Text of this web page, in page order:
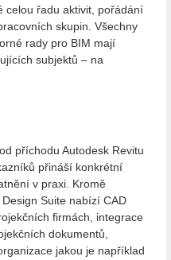
celou řadu aktivit, pořádání
skupin. Všechny
rady pro BIM mají
subjektů – na
příchodu Autodesk Revitu
přináší konkrétní
v praxi. Kromě
Suite nabízí CAD
firmách, integrace
dokumentů,
jakou je například